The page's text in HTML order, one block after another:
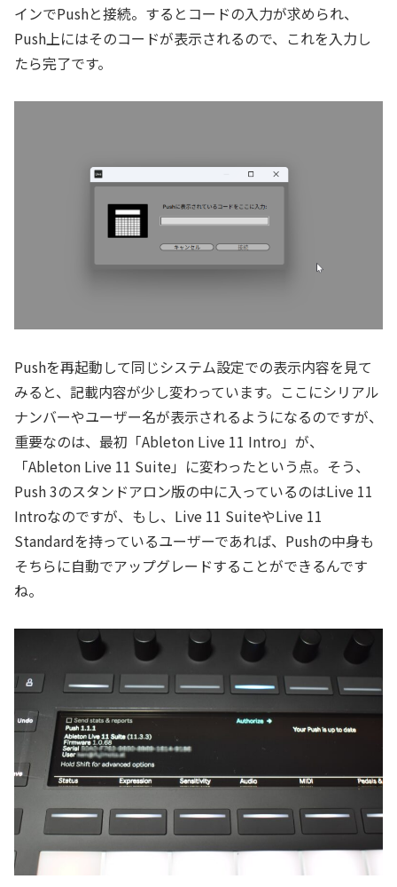
インでPushと接続。するとコードの入力が求められ、
Push上にはそのコードが表示されるので、これを入力し
たら完了です。
Pushを再起動して同じシステム設定での表示内容を見て
みると、記載内容が少し変わっています。ここにシリアル
ナンバーやユーザー名が表示されるようになるのですが、
重要なのは、最初「Ableton Live 11 Intro」が、
「Ableton Live 11 Suite」に変わったという点。そう、
Push 3のスタンドアロン版の中に入っているのはLive 11
Introなのですが、もし、Live 11 SuiteやLive 11
Standardを持っているユーザーであれば、Pushの中身も
そちらに自動でアップグレードすることができるんです
ね。